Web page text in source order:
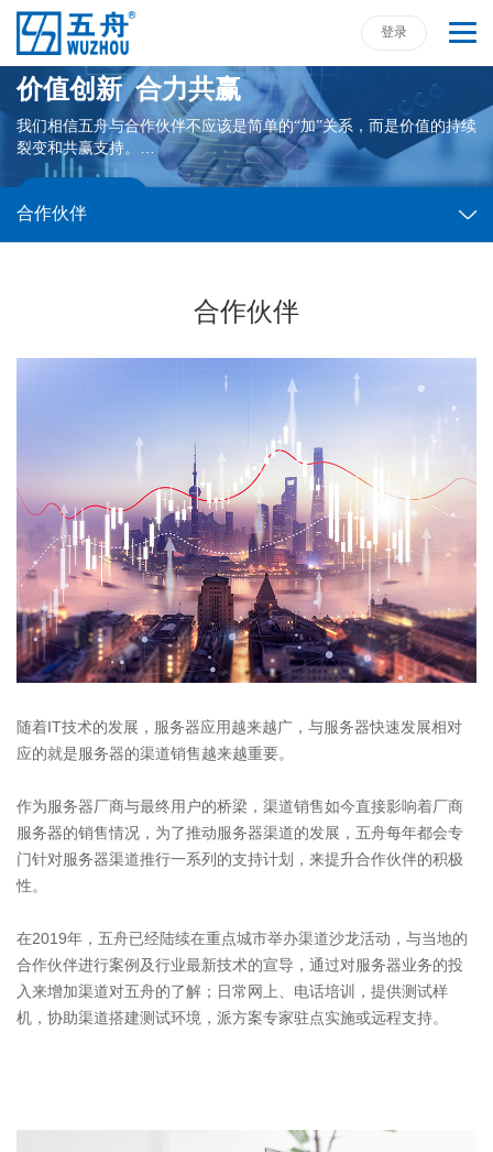
登录
五舟渠道合作伙伴计划
价值创新 合力共赢
我们相信五舟与合作伙伴不应该是简单的“加”关系，而是价值的持续
裂变和共赢支持。
五舟计划旨在将新一代IT基础架构的产品和技术赋能合作伙伴，共
同为更多客户创造价值。
合作伙伴
合作伙伴
随着 IT技术的发展， 服务器应用越来越广，与服务器快速发展相对
应的就是服务器的渠道销售越来越重要。
作为服务器厂商与最终用户的桥梁，渠道销售如今直接影响着厂商
服务器的销售情况，为了推动服务器渠道的发展，五舟每年都会专
门针对服务器渠道推行一系列的支持计划，来提升合作伙伴的积极
性。
在2019年，五舟已经陆续在重点城市举办渠道沙龙活动，与当地的
合作伙伴进行案例及行业最新技术的宣导，通过对服务器业务的投
入来增加渠道对五舟的了解；日常网上、电话培训，提供测试样
机，协助渠道搭建测试环境，派方案专家驻点实施或远程支持。